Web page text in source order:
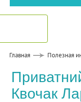
Главная Полезная
Квочак